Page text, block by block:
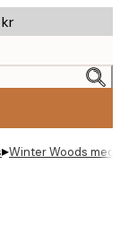
▸Winter Woods